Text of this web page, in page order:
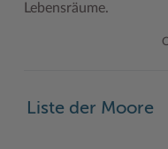
Lebensräume.
Liste der Moore